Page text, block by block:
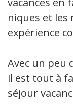
niques et
expérience
Avec un peu
il est tout à
séjour